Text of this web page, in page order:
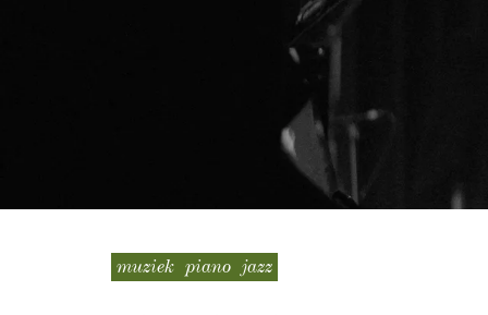
muziek piano jazz